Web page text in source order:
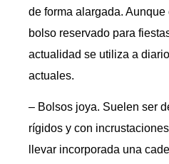
de forma alargada.
bolso reservado para
actualidad se utiliza a
actuales.
– Bolsos joya. Suelen ser
rígidos y con
llevar incorporada una